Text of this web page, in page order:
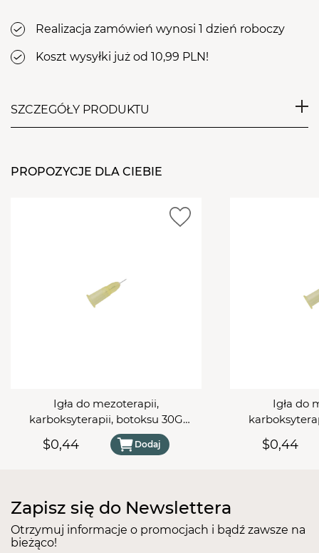
Realizacja zamówień wynosi 1 dzień roboczy
Koszt wysyłki już od 10,99 PLN!
SZCZEGÓŁY PRODUKTU
do urządzenia BN-969. Brak możliwości podłączenia
PROPOZYCJE DLA CIEBIE
Igła do mezoterapii,
karboksyterapii, botoksu 30G
0,3x4mm
$0,44 Dodaj
Igła do
$0,44
Zapisz się do Newslettera
Otrzymuj informacje o promocjach i bądź zawsze na
bieżąco!